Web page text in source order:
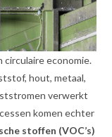
circulaire economie.
hout, metaal,
verwerkt
komen echter
stoffen (VOC’s)